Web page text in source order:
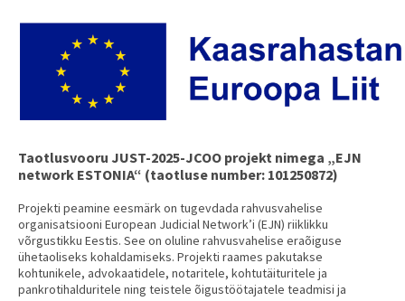
Taotlusvooru JUST-2025-JCOO projekt nimega „EJN
network ESTONIA“ (taotluse number: 101250872)
Projekti peamine eesmärk on tugevdada rahvusvahelise
organisatsiooni European Judicial Network’i (EJN) riiklikku
võrgustikku Eestis. See on oluline rahvusvahelise eraõiguse
ühetaoliseks kohaldamiseks. Projekti raames pakutakse
kohtunikele, advokaatidele, notaritele, kohtutäituritele ja
pankrotihalduritele ning teistele õigustöötajatele teadmisi ja